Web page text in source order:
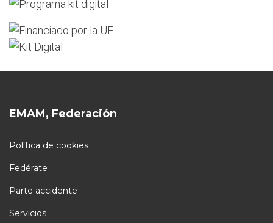
EMAM, Federación
Política de cookies
Fedérate
Parte accidente
Servicios